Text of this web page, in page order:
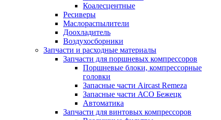
Коалесцентные
Ресиверы
Маслораспылители
Доохладитель
Воздухосборники
Запчасти и расходные материалы
Запчасти для поршневых компрессоров
Поршневые блоки, компрессорные
головки
Запасные части Aircast Remeza
Запасные части АСО Бежецк
Автоматика
Запчасти для винтовых компрессоров